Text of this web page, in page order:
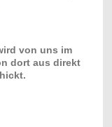
von uns im
dort aus direkt